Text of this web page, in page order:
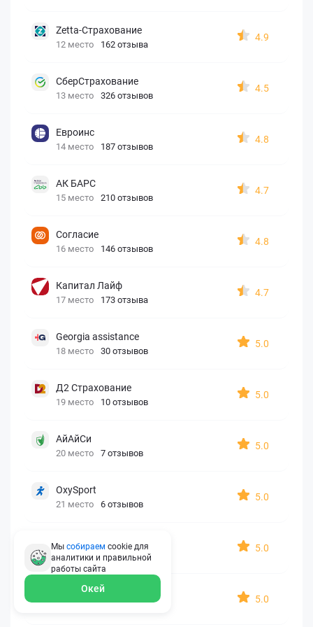
Zetta-Страхование
12 место 162 отзыва
4.9
СберСтрахование
13 место 326 отзывов
4.5
Евроинс
14 место 187 отзывов
4.8
АК БАРС
15 место 210 отзывов
4.7
Согласие
16 место 146 отзывов
4.8
Капитал Лайф
17 место 173 отзыва
4.7
Georgia assistance
18 место 30 отзывов
5.0
Д2 Страхование
19 место 10 отзывов
5.0
АйАйСи
20 место 7 отзывов
5.0
OxySport
21 место 6 отзывов
5.0
ERGO AXA
22 место 2 отзыва
5.0
Oxy Travel Premium
5.0
Мы собираем cookie для
аналитики и правильной
работы сайта
Окей